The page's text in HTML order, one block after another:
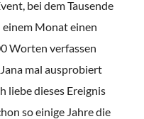
bei dem Tausende
Monat einen
Worten verfassen
mal ausprobiert
liebe dieses Ereignis
so einige Jahre die